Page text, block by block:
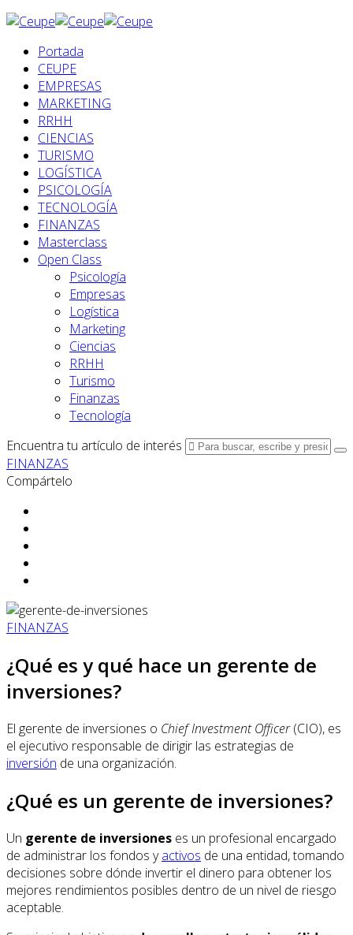
Portada
CEUPE
EMPRESAS
MARKETING
RRHH
CIENCIAS
TURISMO
LOGÍSTICA
PSICOLOGÍA
TECNOLOGÍA
FINANZAS
Masterclass
Open Class
Psicología
Empresas
Logística
Marketing
Ciencias
RRHH
Turismo
Finanzas
Tecnología
Encuentra tu artículo de interés
FINANZAS
Compártelo
FINANZAS
¿Qué es y qué hace un gerente de
inversiones?
El gerente de inversiones o Chief Investment Officer(CIO), es
el ejecutivo responsable de dirigir las estrategias de
inversión de una organización.
¿Qué es un gerente de inversiones?
Un gerente de inversiones es un profesional encargado
de administrar los fondos yactivos de una entidad, tomando
decisiones sobre dónde invertir el dinero para obtener los
mejores rendimientos posibles dentro de un nivel de riesgo
aceptable.